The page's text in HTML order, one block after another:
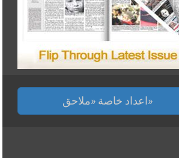
اعداد خاصة «ملاحق»